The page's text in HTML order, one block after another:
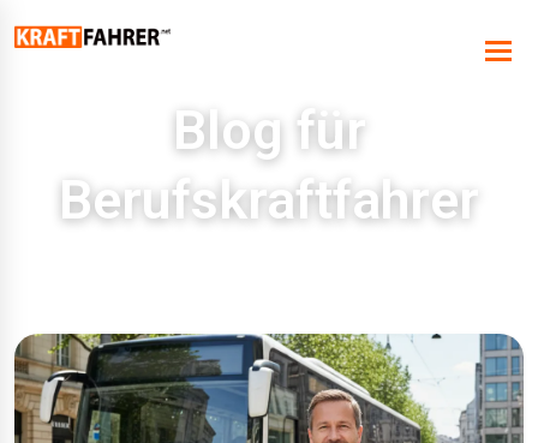
Blog für
Berufskraftfahrer